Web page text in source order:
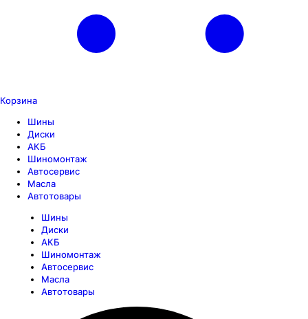
Корзина
Шины
Диски
АКБ
Шиномонтаж
Автосервис
Масла
Автотовары
Шины
Диски
АКБ
Шиномонтаж
Автосервис
Масла
Автотовары